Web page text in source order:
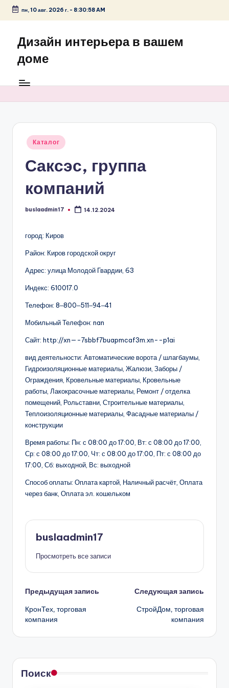
Перейти
содержимому
пн, 10 авг. 2026 г.- 8:30:58 AM
Дизайн интерьера в вашем
доме
Опубликовано
Каталог
Саксэс, группа
компаний
Запись
buslaadmin17 14.12.2024
город: Киров
Район: Киров городской округ
Адрес: улица Молодой Гвардии, 63
Индекс: 610017.0
Телефон: 8‒800‒511‒94‒41
Мобильный Телефон: nan
Сайт: http://xn—-7sbbf7buapmcaf3m.xn--p1ai
вид деятельности: Автоматические ворота / шлагбаумы,
Гидроизоляционные материалы, Жалюзи, Заборы /
Ограждения, Кровельные материалы, Кровельные
работы, Лакокрасочные материалы, Ремонт / отделка
помещений, Рольставни, Строительные материалы,
Теплоизоляционные материалы, Фасадные материалы /
конструкции
Время работы: Пн: с 08:00 до 17:00, Вт: с 08:00 до 17:00,
Ср: с 08:00 до 17:00, Чт: с 08:00 до 17:00, Пт: с 08:00 до
17:00, Сб: выходной, Вс: выходной
Способ оплаты: Оплата картой, Наличный расчёт, Оплата
через банк, Оплата эл. кошельком
buslaadmin17
Просмотреть все записи
Навигация
записи
Предыдущая запись
КронТех, торговая
компания
Следующая запись
СтройДом, торговая
компания
Поиск